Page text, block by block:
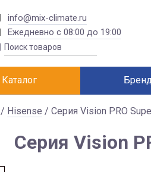
info@mix-climate.ru
Ежедневно с 08:00 до 19:00
Каталог
/ Hisense / Серия Vision PRO
Серия Vision